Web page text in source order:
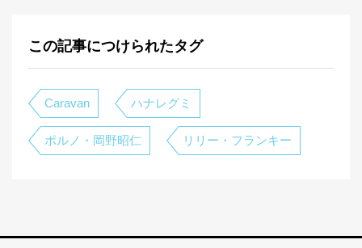
この記事につけられたタグ
Caravan ハナレグミ
ポルノ・岡野昭仁 リリー・フランキー